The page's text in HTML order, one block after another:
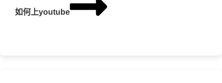
如何上youtube